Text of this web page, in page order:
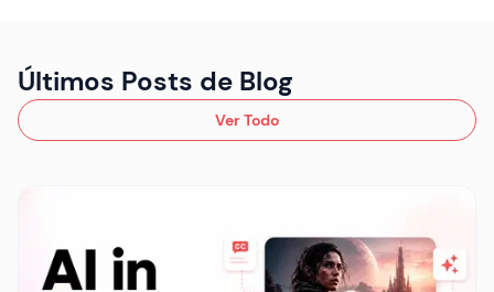
Últimos Posts de Blog
Ver Todo